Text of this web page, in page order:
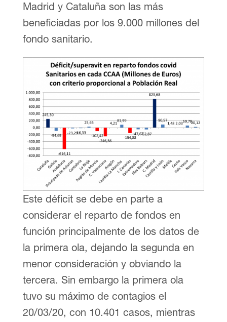
Madrid y Cataluña son las más
beneficiadas por los 9.000 millones del
fondo sanitario.
Este déficit se debe en parte a
considerar el reparto de fondos en
función principalmente de los datos de
la primera ola, dejando la segunda en
menor consideración y obviando la
tercera. Sin embargo la primera ola
tuvo su máximo de contagios el
20/03/20, con 10.401 casos, mientras